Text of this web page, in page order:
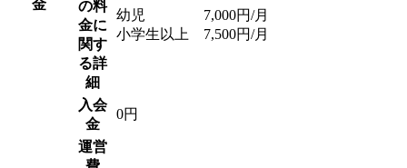
金
の料
金に
関す
る詳
細
幼児 7,000円/月
小学生以上 7,500円/月
入会
金
0円
運営